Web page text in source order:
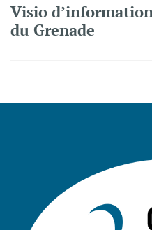
Visio
du Grenade